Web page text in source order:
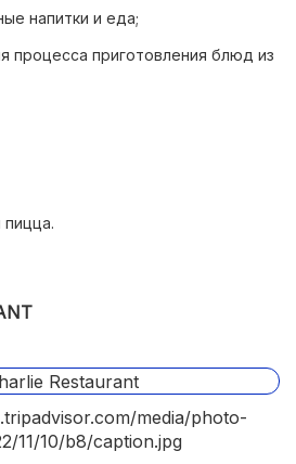
напитки и еда;
процесса приготовления блюд из
пицца.
media/photo-
11/10/b8/caption.jpg